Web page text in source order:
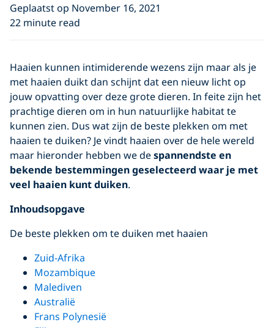
Geplaatst op November 16, 2021
22 minute read
Haaien kunnen intimiderende wezens zijn maar als je
met haaien duikt dan schijnt dat een nieuw licht op
jouw opvatting over deze grote dieren. In feite zijn het
prachtige dieren om in hun natuurlijke habitat te
kunnen zien. Dus wat zijn de beste plekken om met
haaien te duiken? Je vindt haaien over de hele wereld
maar hieronder hebben we despannendste en
bekende bestemmingen geselecteerd waar je met
veel haaien kunt duiken.
Inhoudsopgave
De beste plekken om te duiken met haaien
Zuid-Afrika
Mozambique
Malediven
Australië
Frans Polynesië